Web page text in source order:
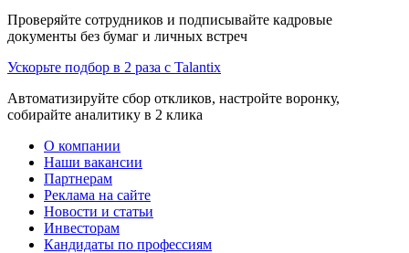
Проверяйте сотрудников и подписывайте кадровые
документы без бумаг и личных встреч
Ускорьте подбор в 2 раза с Talantix
Автоматизируйте сбор откликов, настройте воронку,
собирайте аналитику в 2 клика
О компании
Наши вакансии
Партнерам
Реклама на сайте
Новости и статьи
Инвесторам
Кандидаты по профессиям